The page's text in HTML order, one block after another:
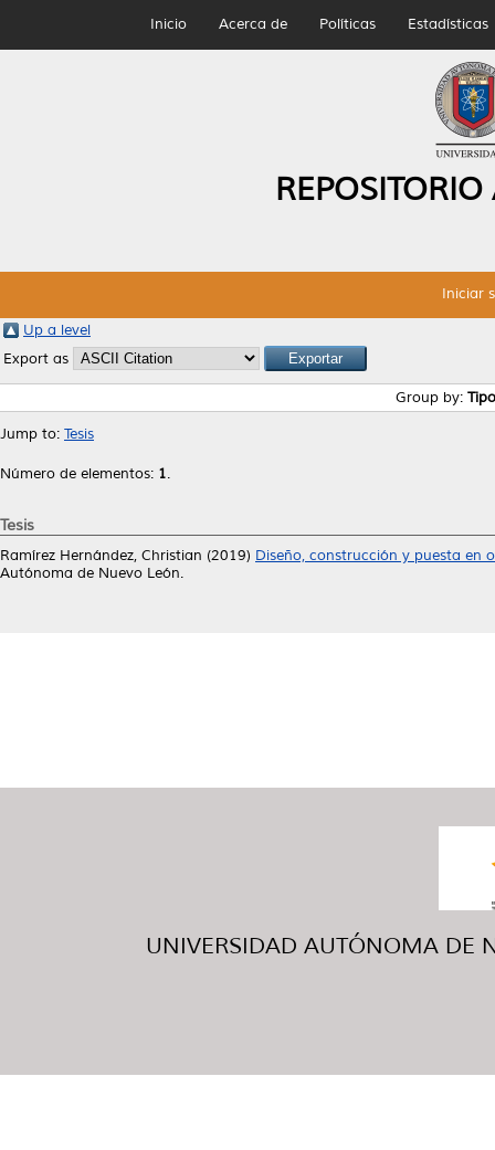
Inicio Acerca de Políticas Estadísticas
Iniciar
Up a level
Export as
Group by:
Jump to: Tesis
Número de elementos: 1.
Tesis
Ramírez Hernández, Christian (2019) Diseño, construcción y puesta en
Autónoma de Nuevo León.
UNIVERSIDAD AUTÓNOMA DE